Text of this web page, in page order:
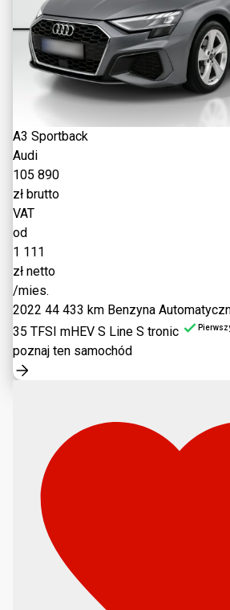
A3 Sportback
Audi
105 890
zł brutto
VAT
od
1 111
zł netto
/mies.
2022 44 433 km Benzyna
35 TFSI mHEV S Line S tronic
poznaj ten samochód